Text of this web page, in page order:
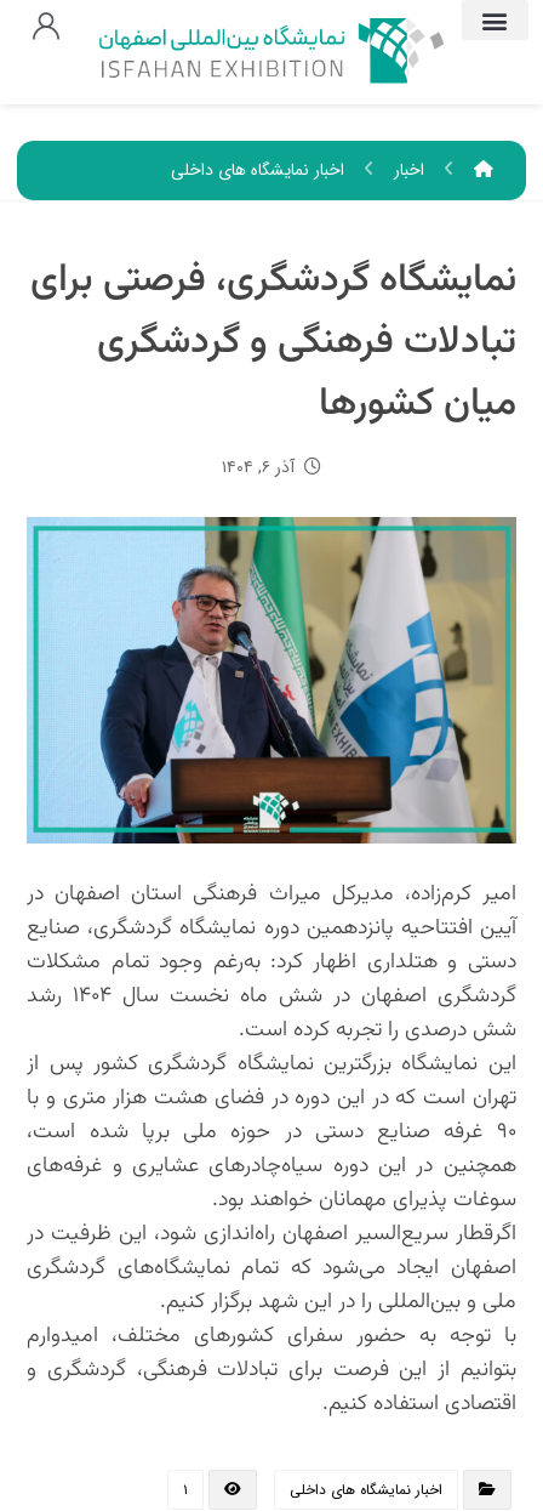
اخبار اخبار نمایشگاه های داخلی
نمایشگاه گردشگری، فرصتی برای
تبادلات فرهنگی و گردشگری
میان کشورها
آذر ۶, ۱۴۰۴
امیر کرم‌زاده، مدیرکل میراث فرهنگی استان اصفهان در
آیین افتتاحیه پانزدهمین دوره نمایشگاه گردشگری، صنایع
دستی و هتلداری اظهار کرد: به‌رغم وجود تمام مشکلات
گردشگری اصفهان در شش ماه نخست سال ۱۴۰۴ رشد
شش درصدی را تجربه کرده است.
این نمایشگاه بزرگترین نمایشگاه گردشگری کشور پس از
تهران است که در این دوره در فضای هشت هزار متری و با
۹۰ غرفه صنایع دستی در حوزه ملی برپا شده است،
همچنین در این دوره سیاه‌چادرهای عشایری و غرفه‌های
سوغات پذیرای مهمانان خواهند بود.
اگر‌قطار سریع‌السیر اصفهان راه‌اندازی شود، این ظرفیت در
اصفهان ایجاد می‌شود که تمام نمایشگاه‌های گردشگری
ملی و بین‌المللی را در این شهد برگزار کنیم.
با توجه به حضور سفرای کشورهای مختلف، امیدوارم
بتوانیم از این فرصت برای تبادلات فرهنگی، گردشگری و
اقتصادی استفاده کنیم.
اخبار نمایشگاه های داخلی ۱